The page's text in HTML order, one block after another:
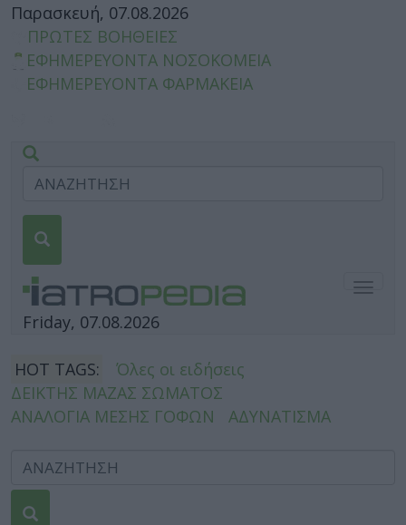
Παρασκευή, 07.08.2026
ΠΡΩΤΕΣ ΒΟΗΘΕΙΕΣ
ΕΦΗΜΕΡΕΥΟΝΤΑ ΝΟΣΟΚΟΜΕΙΑ
ΕΦΗΜΕΡΕΥΟΝΤΑ ΦΑΡΜΑΚΕΙΑ
Friday, 07.08.2026
HOT TAGS:
Όλες οι ειδήσεις
ΔΕΙΚΤΗΣ ΜΑΖΑΣ ΣΩΜΑΤΟΣ
ΑΝΑΛΟΓΙΑ ΜΕΣΗΣ ΓΟΦΩΝ
ΑΔΥΝΑΤΙΣΜΑ